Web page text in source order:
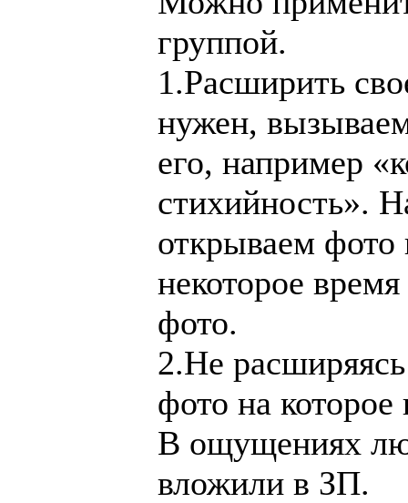
группой.
1.Расширить
нужен,
его, например
стихийность».
открываем фото
некоторое
фото.
2.Не
фото на
В ощущениях
вложили в ЗП.